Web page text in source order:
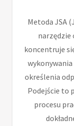
Metoda JSA
narzędzie
koncentruje
określenia
Podejście to
procesu